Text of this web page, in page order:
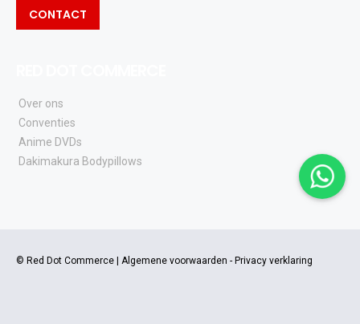
CONTACT
Over ons
Conventies
Anime DVDs
Dakimakura Bodypillows
© Red Dot Commerce | Algemene voorwaarden - Privacy verklaring